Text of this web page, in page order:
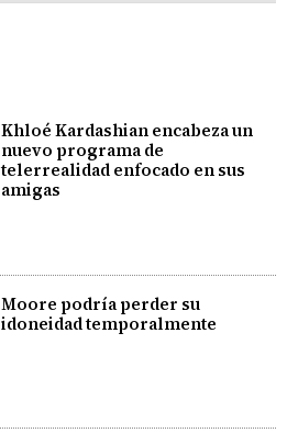
Khloé Kardashian encabeza un
nuevo programa de
telerrealidad enfocado en sus
amigas
Moore podría perder su
idoneidad temporalmente